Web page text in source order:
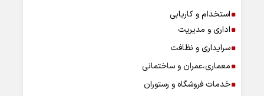
استخدام و کاریابی
اداری و مدیریت
سرایداری و نظافت
معماری،عمران و ساختمانی
خدمات فروشگاه و رستوران